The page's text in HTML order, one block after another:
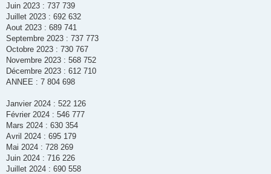
Juin 2023 : 737 739
Juillet 2023 : 692 632
Aout 2023 : 689 741
Septembre 2023 : 737 773
Octobre 2023 : 730 767
Novembre 2023 : 568 752
Décembre 2023 : 612 710
ANNEE : 7 804 698
Janvier 2024 : 522 126
Février 2024 : 546 777
Mars 2024 : 630 354
Avril 2024 : 695 179
Mai 2024 : 728 269
Juin 2024 : 716 226
Juillet 2024 : 690 558